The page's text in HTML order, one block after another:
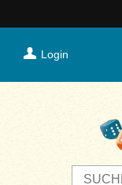
Login